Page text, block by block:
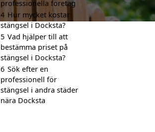
professionella företag
4 Hur mycket kostar
stängsel i Docksta?
5 Vad hjälper till att
bestämma priset på
stängsel i Docksta?
6 Sök efter en
professionell för
stängsel i andra städer
nära Docksta